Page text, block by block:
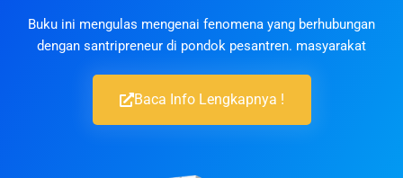
Buku ini mengulas mengenai fenomena yang berhubungan
dengan santripreneur di pondok pesantren. masyarakat
Baca Info Lengkapnya !